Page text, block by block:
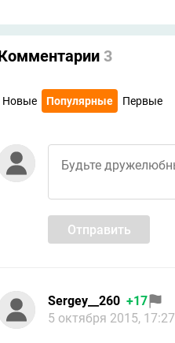
3
Новые Популярные Первые
Отправить
Sergey__260 +17
5 октября 2015, 17:27